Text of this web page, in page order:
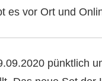
es vor Ort und
pünktlich